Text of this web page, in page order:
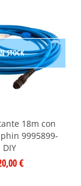
STOCK
18m con
9995899-
DIY
€